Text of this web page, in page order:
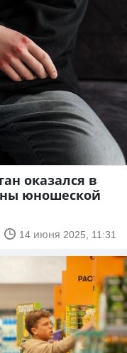
оказался в
юношеской
14 июня 2025, 11:31